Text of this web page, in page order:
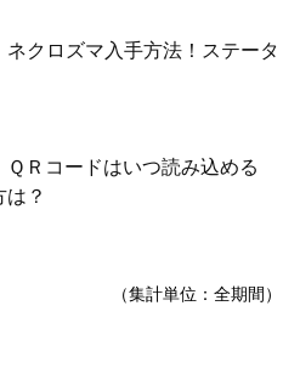
ネクロズマ入手方法！ステータ
ＱＲコードはいつ読み込める
？
（集計単位：全期間）